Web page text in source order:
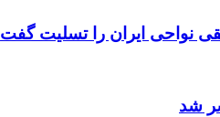
نواحی ایران را تسلیت گفت
شد